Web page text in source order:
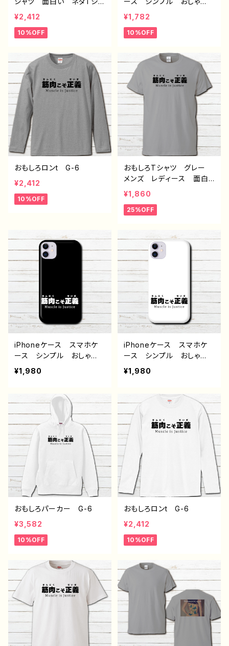
ツ ユニーク 文字 かわ
いい メンズ レディー
ス おしゃれ おすすめ
ーター 絵師 クリエイタ
ー オリジナル デザイ
ン コラボ グッズ 長袖
Tシャツ ロングTシャツ
タイトル：敗者の王様（ホワ
イト） 作：んごミック G-6
¥2,412
10%OFF
れ 面白い おもしろスマ
ホケース ネタ系 エモ
い ほぼ 全機種対応 メン
AQUOS Xperia Goo
glepixel Galaxy Andr
oid アンドロイド おすす
め 個性的 人気 イラス
トレーター 絵師 クリエ
イン グッズ タイトル：脱
法焼肉 作：んごミック G
-6
¥1,782
10%OFF
おもしろロンt G-6
¥2,412
10%OFF
おもしろTシャツ グレー
メンズ レディース 面白T
シャツ かわいい おしゃ
れ 個性的 おすすめ 半
袖シャツ デザイン コラ
ズ タイトル：筋肉こそ正
義 グレー 作：んごミッ
ク H-7
¥1,860
25%OFF
iPhoneケース スマホケ
ース シンプル おしゃ
れ メンズ 個性的 おす
すめ おもしろい クリエイ
イド Android ケース
タイトル：筋肉こそ正義 カ
ラーブラック 作：んごミッ
¥1,980
iPhoneケース スマホケ
ース シンプル おしゃ
れ メンズ 個性的 おす
すめi おもしろい クリエ
ロイド Android ケー
ス タイトル：筋肉こそ正
義 作：んごミック
¥1,980
おもしろパーカー G-6
¥3,582
10%OFF
おもしろロンt G-6
¥2,412
10%OFF